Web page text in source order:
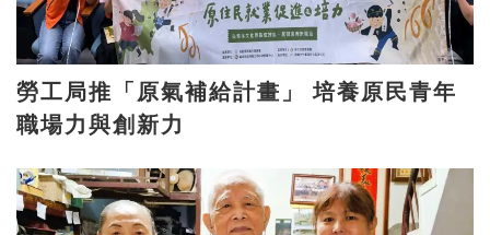
勞工局推「原氣補給計畫」 培養原民青年
職場力與創新力